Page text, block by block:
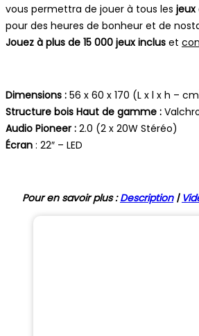
vous permettra de jouer à tous les jeux
pour des heures de bonheur et de
Jouez à plus de 15 000 jeux inclus et
Dimensions : 56 x 60 x 170 (L x l x h –
Structure bois Haut de gamme :
Audio Pioneer : 2.0 (2 x 20W Stéréo)
Écran : 22″ – LED
Pour en savoir plus :Description|